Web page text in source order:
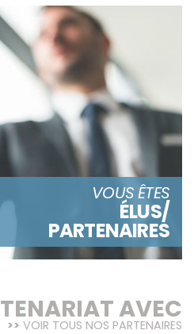
VOUS ÊTES
ÉLUS/
PARTENAIRES
AVEC
VOIR TOUS NOS PARTENAIRES